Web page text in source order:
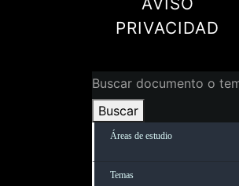
PRIVACIDAD
Buscar documento o
Buscar
Áreas de estudio
Temas